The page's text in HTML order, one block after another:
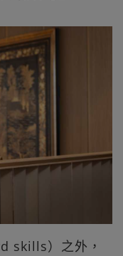
skills）之外，